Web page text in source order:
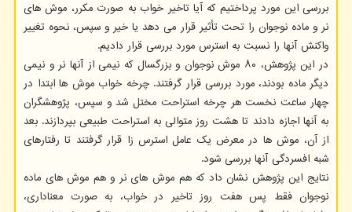
بررسی این مورد پرداختیم که آیا تاخیر خواب به صورت مکرر، موش های
نر و ماده نوجوان را تحت تأثیر قرار می دهد یا خیر و سپس، نحوه تغییر
واکنش آنها را نسبت به استرس مورد بررسی قرار دادیم.
در این پژوهش، ۸۰ موش نوجوان و بزرگسال که نیمی از آنها نر و نیمی
دیگر ماده بودند، مورد بررسی قرار گرفتند. چرخه خواب موش ها ابتدا در
چهار ساعت نخست هر چرخه استراحت مختل شد و سپس، پژوهشگران
به آنها اجازه دادند تا هشت روز متوالی به استراحت طبیعی بپردازند. بعد
از آن، موش ها در معرض یک عامل استرس زا قرار گرفتند تا رفتارهای
شبه افسردگی آنها بررسی شود.
نتایج این پژوهش نشان داد که هم موش های نر و هم موش های ماده
نوجوان فقط پس هفت روز تاخیر در خواب، به صورت معناداری،